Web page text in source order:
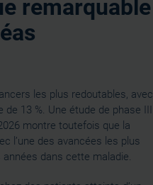
remarquable
les plus redoutables, avec
13 %. Une étude de phase III
montre toutefois que la
l’une des avancées les plus
dans cette maladie.